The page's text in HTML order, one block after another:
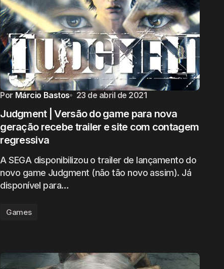
Por Márcio Bastos 23 de abril de 2021
Judgment | Versão do game para nova
geração recebe trailer e site com contagem
regressiva
A SEGA disponibilizou o trailer de lançamento do
novo game Judgment (não tão novo assim). Já
disponível para…
Games